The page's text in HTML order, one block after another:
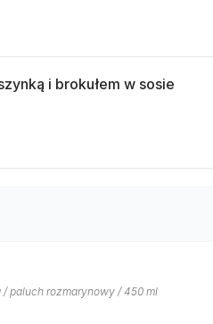
i brokułem w sosie
/ paluch rozmarynowy / 450 ml